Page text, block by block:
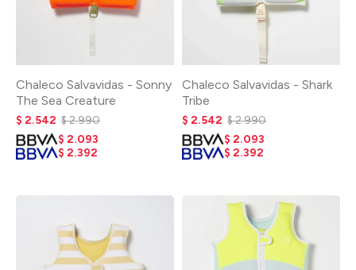
Chaleco Salvavidas - Sonny
The Sea Creature
$ 2.542 $2.990
$ 2.093
$ 2.392
Chaleco Salvavidas - Shark
Tribe
$ 2.542 $2.990
$ 2.093
$ 2.392